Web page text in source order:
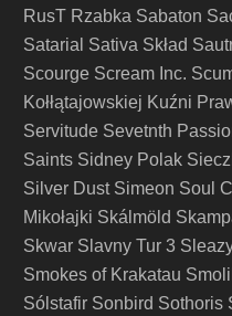
RusT Rzabka Sabaton
Satarial Sativa Skład
Scourge Scream Inc.
Kołłątajowskiej Kuźni
Servitude Sevetnth
Saints Sidney Polak
Silver Dust Simeon Soul
Mikołajki Skálmöld
Skwar Slavny Tur 3
Smokes of Krakatau
Sólstafir Sonbird Sothoris